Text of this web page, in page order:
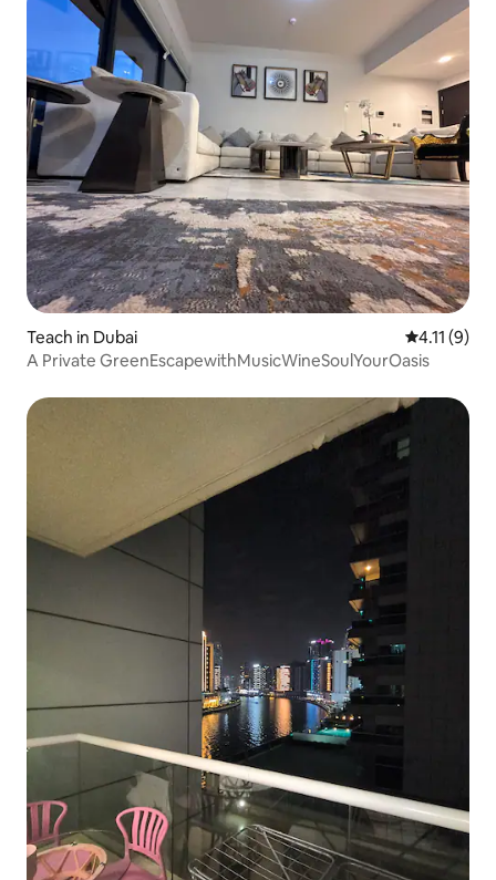
Teach in Dubai Meánrátáil
4.11 (9)
A Private GreenEscapewithMusicWineSoulYourOasis